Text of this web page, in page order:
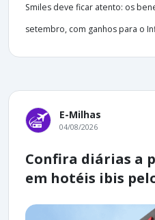
Smiles deve ficar atento: os
setembro, com ganhos para o
E-Milhas
04/08/2026
Confira diárias a
em hotéis ibis